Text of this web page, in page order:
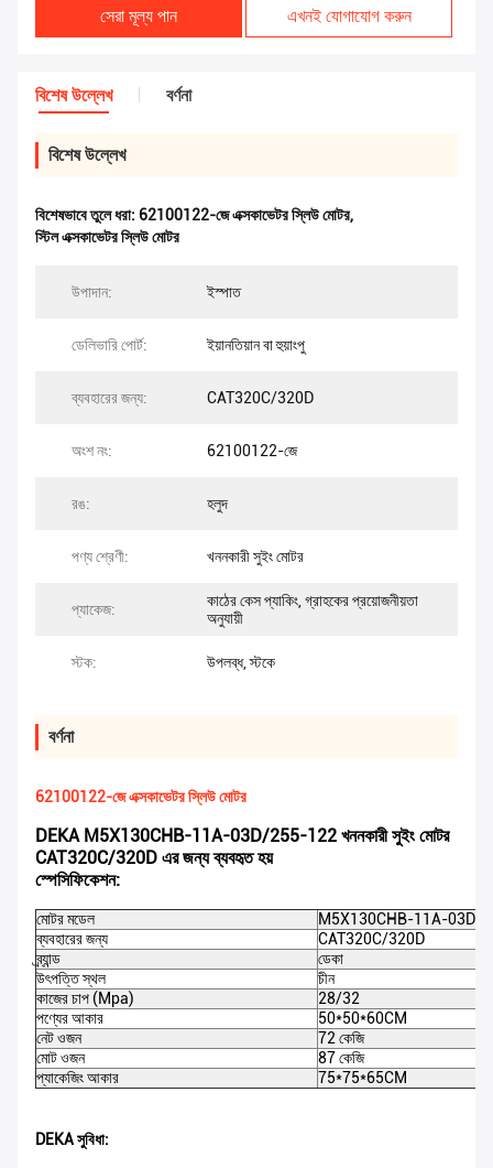
সেরা মূল্য পান এখনই যোগাযোগ করুন
বিশেষ উল্লেখ বর্ণনা
বিশেষ উল্লেখ
বিশেষভাবে তুলে ধরা: 62100122-জে এক্সকাভেটর স্লিউ মোটর,
স্টিল এক্সকাভেটর স্লিউ মোটর
উপাদান: ইস্পাত
ডেলিভারি পোর্ট: ইয়ানতিয়ান বা হুয়াংপু
ব্যবহারের জন্য: CAT320C/320D
অংশ নং: 62100122-জে
রঙ: হলুদ
পণ্য শ্রেণী: খননকারী সুইং মোটর
প্যাকেজ:
কাঠের কেস প্যাকিং, গ্রাহকের প্রয়োজনীয়তা
অনুযায়ী
স্টক: উপলব্ধ, স্টকে
বর্ণনা
62100122-জে এক্সকাভেটর স্লিউ মোটর
DEKA M5X130CHB-11A-03D/255-122 খননকারী সুইং মোটর
CAT320C/320D এর জন্য ব্যবহৃত হয়
স্পেসিফিকেশন:
মোটর মডেল
M5X130CHB-11A-03D/
ব্যবহারের জন্য
CAT320C/320D
ব্র্যান্ড
ডেকা
উৎপত্তি স্থল
চীন
কাজের চাপ (Mpa)
28/32
পণ্যের আকার
50*50*60CM
নেট ওজন
72 কেজি
মোট ওজন
87 কেজি
প্যাকেজিং আকার
75*75*65CM
DEKA সুবিধা: